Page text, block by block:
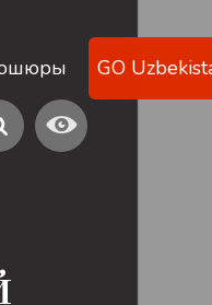
GO